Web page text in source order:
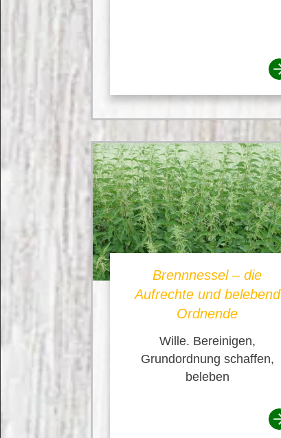
Brennnessel – die
Aufrechte und belebend
Ordnende
Wille. Bereinigen,
Grundordnung schaffen,
beleben